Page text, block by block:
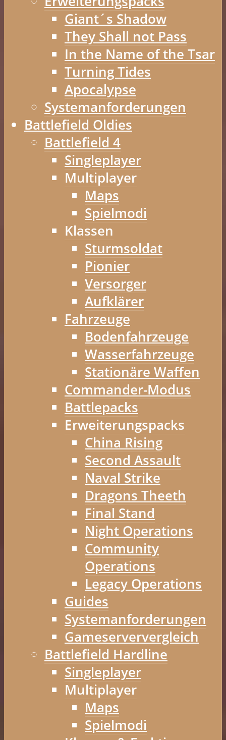
Giant´s Shadow
They Shall not Pass
In the Name of the Tsar
Turning Tides
Apocalypse
Systemanforderungen
Battlefield Oldies
Battlefield 4
Singleplayer
Multiplayer
Maps
Spielmodi
Klassen
Sturmsoldat
Pionier
Versorger
Aufklärer
Fahrzeuge
Bodenfahrzeuge
Wasserfahrzeuge
Stationäre Waffen
Commander-Modus
Battlepacks
Erweiterungspacks
China Rising
Second Assault
Naval Strike
Dragons Theeth
Final Stand
Night Operations
Community
Operations
Legacy Operations
Guides
Systemanforderungen
Gameserververgleich
Battlefield Hardline
Singleplayer
Multiplayer
Maps
Spielmodi